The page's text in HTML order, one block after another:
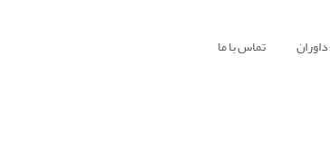
داوران تماس با ما